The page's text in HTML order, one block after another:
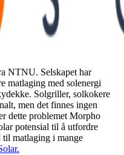
NTNU. Selskapet har
matlaging med solenergi
Solgriller, solkokere
men det finnes ingen
dette problemet Morpho
potensial til å utfordre
til matlaging i mange